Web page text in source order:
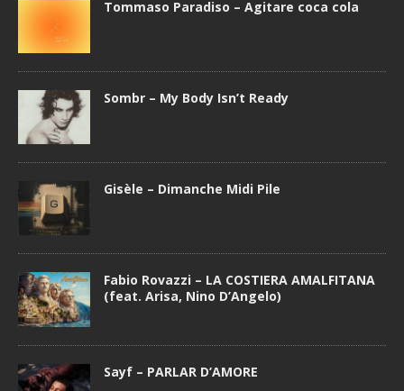
Tommaso Paradiso – Agitare coca cola
Sombr – My Body Isn’t Ready
Gisèle – Dimanche Midi Pile
Fabio Rovazzi – LA COSTIERA AMALFITANA
(feat. Arisa, Nino D’Angelo)
Sayf – PARLAR D’AMORE